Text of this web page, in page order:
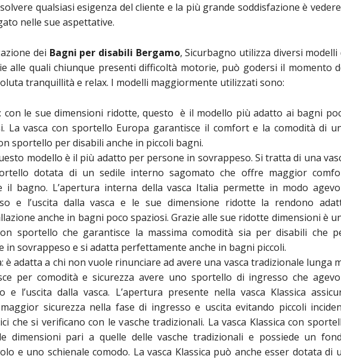
qualsiasi esigenza del cliente e la più grande soddisfazione è
nelle sue aspettative.
dei Bagni per disabili Bergamo, Sicurbagno utilizza diversi modelli
alle quali chiunque presenti difficoltà motorie, può godersi il momento
tranquillità e relax. I modelli maggiormente utilizzati sono:
con le sue dimensioni ridotte, questo è il modello più adatto ai bagni
La vasca con sportello Europa garantisce il comfort e la comodità di
sportello per disabili anche in piccoli bagni.
modello è il più adatto per persone in sovrappeso. Si tratta di una
dotata di un sedile interno sagomato che offre maggior
il bagno. L’apertura interna della vasca Italia permette in modo
e l’uscita dalla vasca e le sue dimensione ridotte la rendono
anche in bagni poco spaziosi. Grazie alle sue ridotte dimensioni è
sportello che garantisce la massima comodità sia per disabili che
in sovrappeso e si adatta perfettamente anche in bagni piccoli.
è adatta a chi non vuole rinunciare ad avere una vasca tradizionale lunga
per comodità e sicurezza avere uno sportello di ingresso che
e l’uscita dalla vasca. L’apertura presente nella vasca Klassica
sicurezza nella fase di ingresso e uscita evitando piccoli
che si verificano con le vasche tradizionali. La vasca Klassica con
dimensioni pari a quelle delle vasche tradizionali e possiede un
e uno schienale comodo. La vasca Klassica può anche esser dotata di